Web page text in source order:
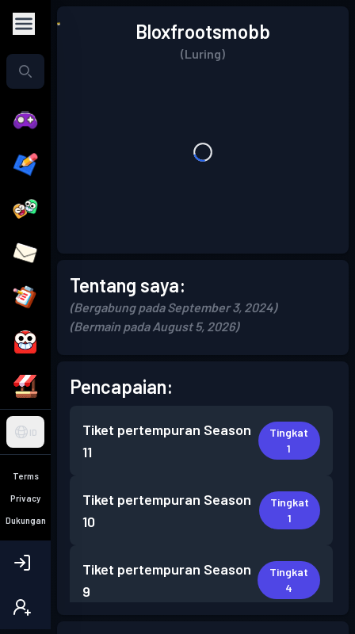
ID
Terms
Privacy
Dukungan
Bloxfrootsmobb
(Luring)
Tentang saya:
(Bergabung pada September 3, 2024)
(Bermain pada August 5, 2026)
Pencapaian:
Tiket pertempuran Season
11
Tingkat
1
Tiket pertempuran Season
10
Tingkat
1
Tiket pertempuran Season
9
Tingkat
4